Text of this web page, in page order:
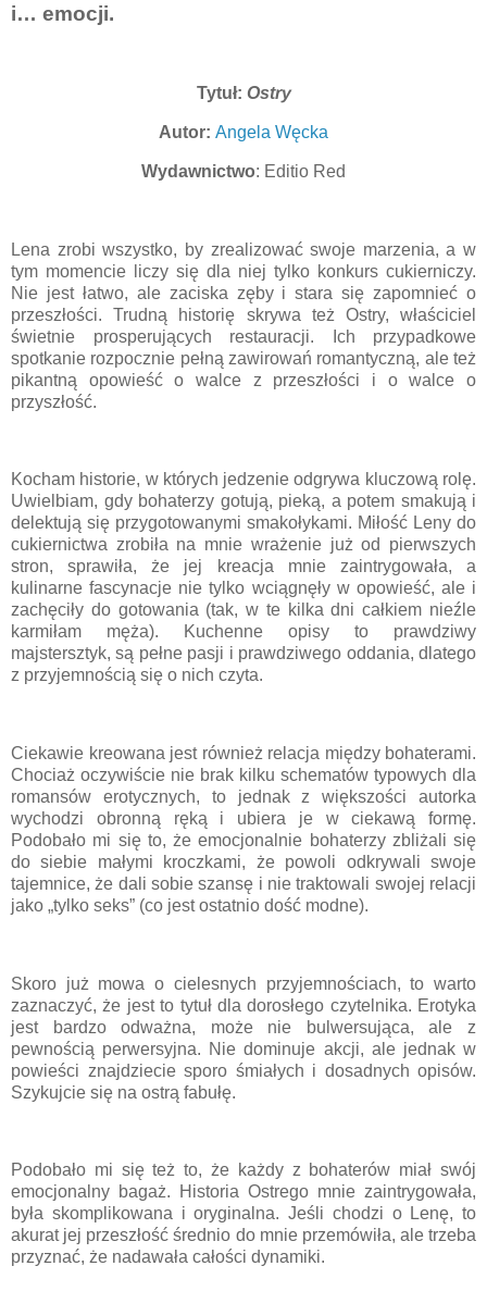
i… emocji.
Tytuł: Ostry
Autor: Angela Węcka
Wydawnictwo: Editio Red
Lena zrobi wszystko, by zrealizować swoje marzenia, a w
tym momencie liczy się dla niej tylko konkurs cukierniczy.
Nie jest łatwo, ale zaciska zęby i stara się zapomnieć o
przeszłości. Trudną historię skrywa też Ostry, właściciel
świetnie prosperujących restauracji. Ich przypadkowe
spotkanie rozpocznie pełną zawirowań romantyczną, ale też
pikantną opowieść o walce z przeszłości i o walce o
przyszłość.
Kocham historie, w których jedzenie odgrywa kluczową rolę.
Uwielbiam, gdy bohaterzy gotują, pieką, a potem smakują i
delektują się przygotowanymi smakołykami. Miłość Leny do
cukiernictwa zrobiła na mnie wrażenie już od pierwszych
stron, sprawiła, że jej kreacja mnie zaintrygowała, a
kulinarne fascynacje nie tylko wciągnęły w opowieść, ale i
zachęciły do gotowania (tak, w te kilka dni całkiem nieźle
karmiłam męża). Kuchenne opisy to prawdziwy
majstersztyk, są pełne pasji i prawdziwego oddania, dlatego
z przyjemnością się o nich czyta.
Ciekawie kreowana jest również relacja między bohaterami.
Chociaż oczywiście nie brak kilku schematów typowych dla
romansów erotycznych, to jednak z większości autorka
wychodzi obronną ręką i ubiera je w ciekawą formę.
Podobało mi się to, że emocjonalnie bohaterzy zbliżali się
do siebie małymi kroczkami, że powoli odkrywali swoje
tajemnice, że dali sobie szansę i nie traktowali swojej relacji
jako „tylko seks” (co jest ostatnio dość modne).
Skoro już mowa o cielesnych przyjemnościach, to warto
zaznaczyć, że jest to tytuł dla dorosłego czytelnika. Erotyka
jest bardzo odważna, może nie bulwersująca, ale z
pewnością perwersyjna. Nie dominuje akcji, ale jednak w
powieści znajdziecie sporo śmiałych i dosadnych opisów.
Szykujcie się na ostrą fabułę.
Podobało mi się też to, że każdy z bohaterów miał swój
emocjonalny bagaż. Historia Ostrego mnie zaintrygowała,
była skomplikowana i oryginalna. Jeśli chodzi o Lenę, to
akurat jej przeszłość średnio do mnie przemówiła, ale trzeba
przyznać, że nadawała całości dynamiki.